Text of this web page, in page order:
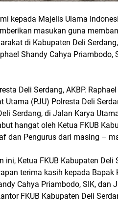
kepada Majelis Ulama
masukan guna
di Kabupaten Deli
Shandy Cahya Priambodo,
Deli Serdang, AKBP.
Utama (PJU) Polresta Deli
Serdang, di Jalan Karya
hangat oleh Ketua FKUB
dan Pengurus dari masing –
ini, Ketua FKUB Kabupaten Deli
terima kasih kepada Bapak
Cahya Priambodo, SIK, dan
FKUB Kabupaten Deli